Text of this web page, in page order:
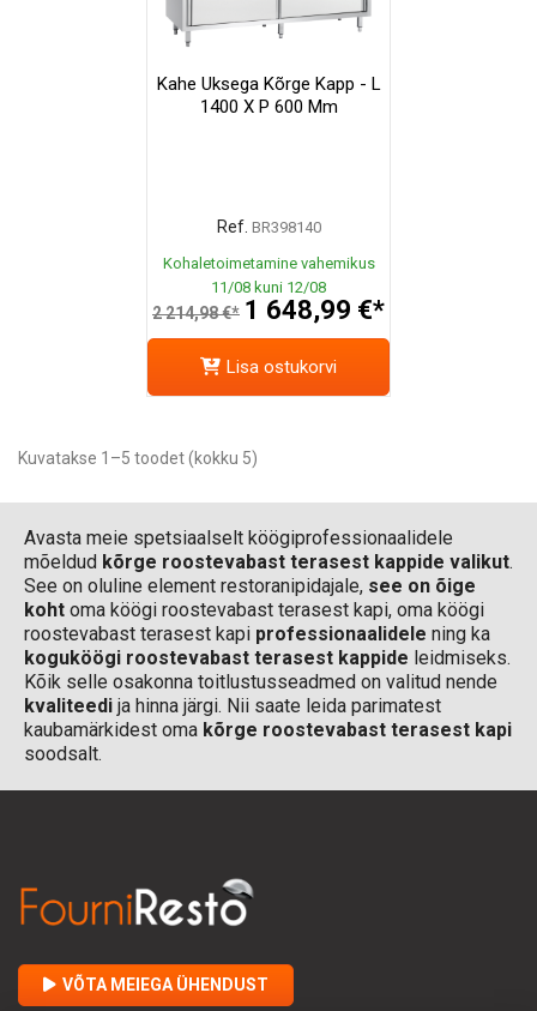
Kahe Uksega Kõrge Kapp - L
1400 X P 600 Mm
Ref. BR398140
Kohaletoimetamine vahemikus
11/08 kuni 12/08
2 214,98 €* 1 648,99 €*
Lisa ostukorvi
Kuvatakse 1–5 toodet (kokku 5)
Avasta meie spetsiaalselt köögiprofessionaalidele
mõeldud kõrge roostevabast terasest kappide valikut.
See on oluline element restoranipidajale, see on õige
koht oma köögi roostevabast terasest kapi, oma köögi
roostevabast terasest kapi professionaalidele ning ka
koguköögi roostevabast terasest kappide leidmiseks.
Kõik selle osakonna toitlustusseadmed on valitud nende
kvaliteedi ja hinna järgi. Nii saate leida parimatest
kaubamärkidest oma kõrge roostevabast terasest kapi
soodsalt.
VÕTA MEIEGA ÜHENDUST